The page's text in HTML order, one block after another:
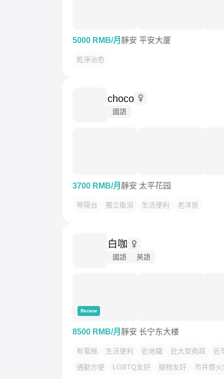
5000 RMB/月 靜安 平安大厦
乾淨治愈
choco
國語
3700 RMB/月 靜安 太平花园
帶陽台 獨立衛浴 生活便利 老洋房
白咖
國語 英語
Renew
8500 RMB/月 靜安 长宁东大楼
有電梯 生活便利 近地鐵 近大型商超
近
通勤方便
LGBTQ友好 寵物友好 市井煙火